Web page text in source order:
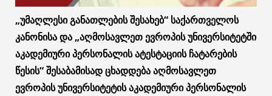
„უმაღლესი განათლების შესახებ“ საქართველოს
კანონისა და „აღმოსავლეთ ევროპის უნივერსიტეტში
აკადემიური პერსონალის ატესტაციის ჩატარების
წესის“ შესაბამისად ცხადდება აღმოსავლეთ
ევროპის უნივერსიტეტის აკადემიური პერსონალის